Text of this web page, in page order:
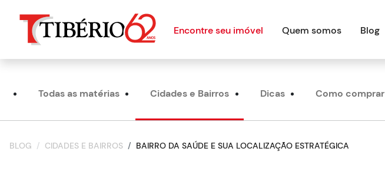
Encontre seu imóvel Quem somos Blog
Todas as matérias Cidades e Bairros Dicas Como comprar
BLOG CIDADES E BAIRROS BAIRRO DA SAÚDE E SUA LOCALIZAÇÃO ESTRATÉGICA